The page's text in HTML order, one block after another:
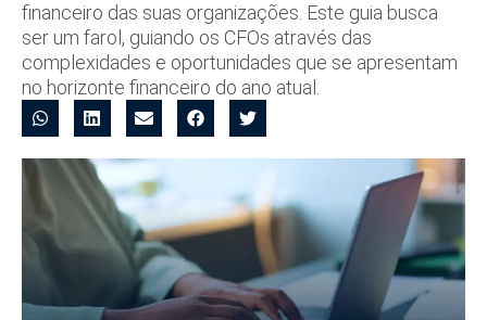
financeiro das suas organizações. Este guia busca
ser um farol, guiando os CFOs através das
complexidades e oportunidades que se apresentam
no horizonte financeiro do ano atual.